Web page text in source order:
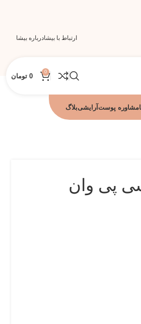
ارتباط با بیشادرباره بیشا
0
0 تومان
مشاوره پوستآرایشیبلاگ
پی وان